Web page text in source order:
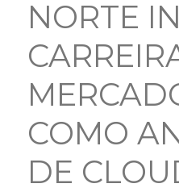
NORTE
COMO
DE